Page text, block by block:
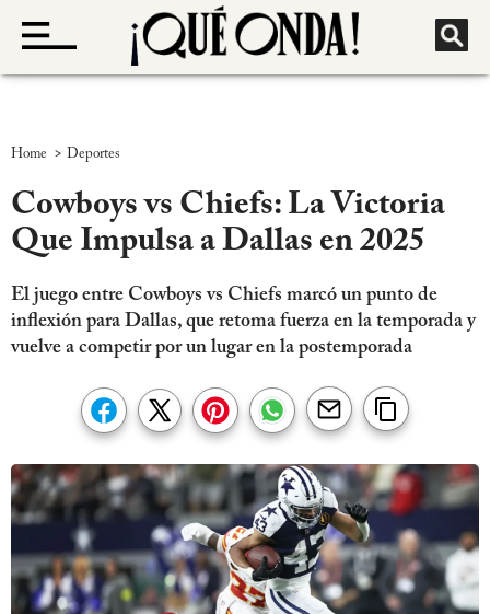
Home > Deportes
Cowboys vs Chiefs: La Victoria
Que Impulsa a Dallas en 2025
El juego entre Cowboys vs Chiefs marcó un punto de
inflexión para Dallas, que retoma fuerza en la temporada y
vuelve a competir por un lugar en la postemporada